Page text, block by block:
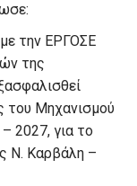
την ΕΡΓΟΣΕ
της
του Μηχανισμού
2027, για το
Ν. Καρβάλη –